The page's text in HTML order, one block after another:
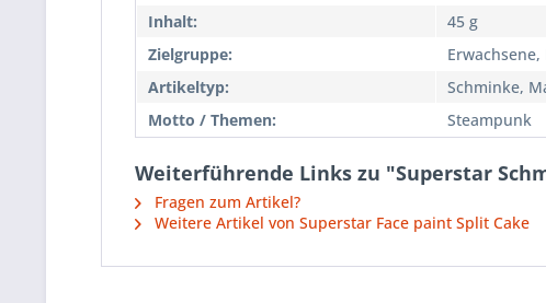
Inhalt:
45 g
Zielgruppe:
Artikeltyp:
Schminke,
Motto / Themen:
Steampunk
Weiterführende Links zu "Superstar
Fragen zum Artikel?
Weitere Artikel von Superstar Face paint Split Cake